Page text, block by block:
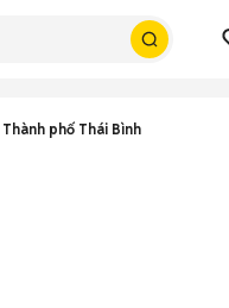
phố Thái Bình